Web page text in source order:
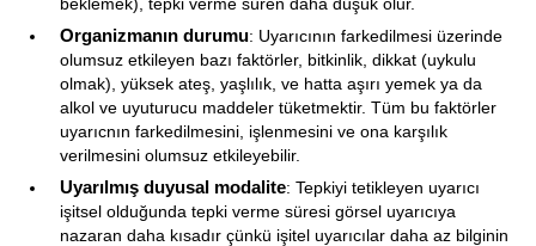
Organizmanın durumu: Uyarıcının farkedilmesi üzerinde
olumsuz etkileyen bazı faktörler, bitkinlik, dikkat (uykulu
olmak), yüksek ateş, yaşlılık, ve hatta aşırı yemek ya da
alkol ve uyuturucu maddeler tüketmektir. Tüm bu faktörler
uyarıcnın farkedilmesini, işlenmesini ve ona karşılık
verilmesini olumsuz etkileyebilir.
Uyarılmış duyusal modalite: Tepkiyi tetikleyen uyarıcı
işitsel olduğunda tepki verme süresi görsel uyarıcıya
nazaran daha kısadır çünkü işitel uyarıcılar daha az bilginin